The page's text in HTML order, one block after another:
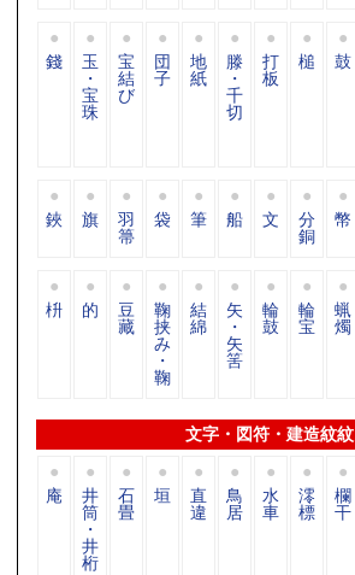
錢 玉
・
宝
珠
宝
結
び
団
子
地
紙
滕
・
千
切
打
板
槌 鼓
鋏 旗 羽
箒
袋 筆 船 文 分
銅
幣
枡 的 豆
藏
鞠
挟
み
・
鞠
結
綿
矢
・
矢
筈
輪
鼓
輪
宝
蝋
燭
文字・図符・建造紋紋
庵 井
筒
・
井
桁
石
畳
垣 直
違
鳥
居
水
車
澪
標
欄
干